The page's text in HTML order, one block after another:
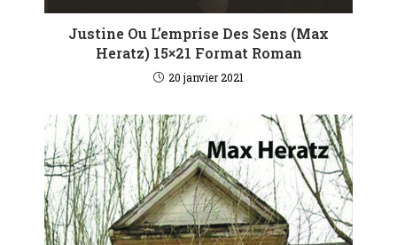
Justine Ou L’emprise Des Sens (Max
Heratz) 15×21 Format Roman
20 janvier 2021